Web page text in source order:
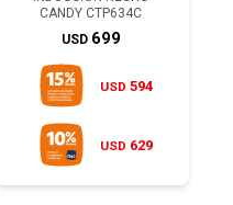
CANDY CTP634C
USD 699
USD 594
USD 629